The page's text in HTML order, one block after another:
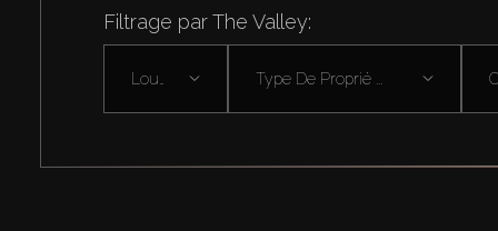
Filtrage par The Valley:
Type De Proprié ...